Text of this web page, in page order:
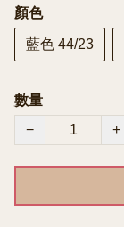
顏色
藍色 44/23
數量
−
+